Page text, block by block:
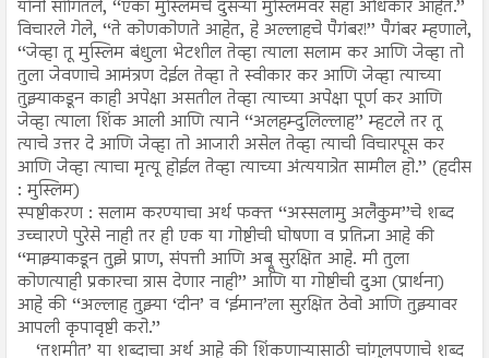
यांनी सांगितले, ‘‘एका मुस्लिमचे दुसऱ्या मुस्लिमवर सहा अधिकार आहेत.’’
विचारले गेले, ‘‘ते कोणकोणते आहेत, हे अल्लाहचे पैगंबर!’’ पैगंबर म्हणाले,
‘‘जेव्हा तू मुस्लिम बंधुला भेटशील तेव्हा त्याला सलाम कर आणि जेव्हा तो
तुला जेवणाचे आमंत्रण देईल तेव्हा ते स्वीकार कर आणि जेव्हा त्याच्या
तुझ्याकडून काही अपेक्षा असतील तेव्हा त्याच्या अपेक्षा पूर्ण कर आणि
जेव्हा त्याला शिंक आली आणि त्याने ‘‘अलहम्दुलिल्लाह’’ म्हटले तर तू
त्याचे उत्तर दे आणि जेव्हा तो आजारी असेल तेव्हा त्याची विचारपूस कर
आणि जेव्हा त्याचा मृत्यू होईल तेव्हा त्याच्या अंत्ययात्रेत सामील हो.’’ (हदीस
: मुस्लिम)
स्पष्टीकरण : सलाम करण्याचा अर्थ फक्त ‘‘अस्सलामु अलैकुम’’चे शब्द
उच्चारणे पुरेसे नाही तर ही एक या गोष्टीची घोषणा व प्रतिज्ञा आहे की
‘‘माझ्याकडून तुझे प्राण, संपत्ती आणि अब्रू सुरक्षित आहे. मी तुला
कोणत्याही प्रकारचा त्रास देणार नाही’’ आणि या गोष्टीची दुआ (प्रार्थना)
आहे की ‘‘अल्लाह तुझ्या ‘दीन’ व ‘ईमान’ला सुरक्षित ठेवो आणि तुझ्यावर
आपली कृपावृष्टी करो.’’
‘तशमीत’ या शब्दाचा अर्थ आहे की शिंकणाऱ्यासाठी चांगुलपणाचे शब्द